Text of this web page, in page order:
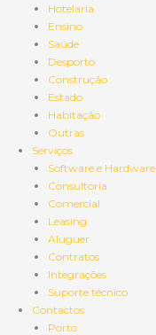
Hotelaria
Ensino
Saúde
Desporto
Construção
Estado
Habitação
Outras
Serviços
Software e Hardware
Consultoria
Comercial
Leasing
Aluguer
Contratos
Integrações
Suporte técnico
Contactos
Porto